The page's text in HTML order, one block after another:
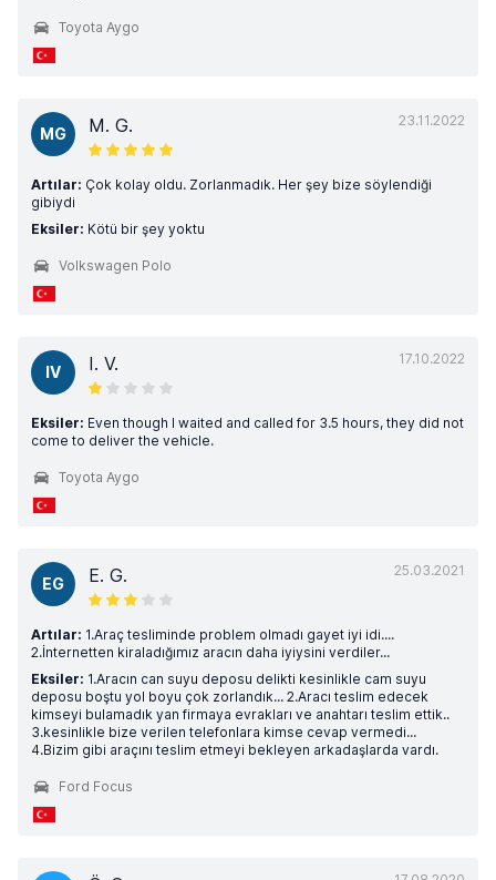
Toyota Aygo
23.11.2022
MG M. G.
Artılar: Çok kolay oldu. Zorlanmadık. Her şey bize söylendiği
gibiydi
Eksiler: Kötü bir şey yoktu
Volkswagen Polo
17.10.2022
IV I. V.
Eksiler: Even though I waited and called for 3.5 hours, they did not
come to deliver the vehicle.
Toyota Aygo
25.03.2021
EG E. G.
Artılar: 1.Araç tesliminde problem olmadı gayet iyi idi....
2.İnternetten kiraladığımız aracın daha iyiysini verdiler...
Eksiler: 1.Aracın can suyu deposu delikti kesinlikle cam suyu
deposu boştu yol boyu çok zorlandık... 2.Aracı teslim edecek
kimseyi bulamadık yan firmaya evrakları ve anahtarı teslim ettik..
3.kesinlikle bize verilen telefonlara kimse cevap vermedi...
4.Bizim gibi araçını teslim etmeyi bekleyen arkadaşlarda vardı.
Ford Focus